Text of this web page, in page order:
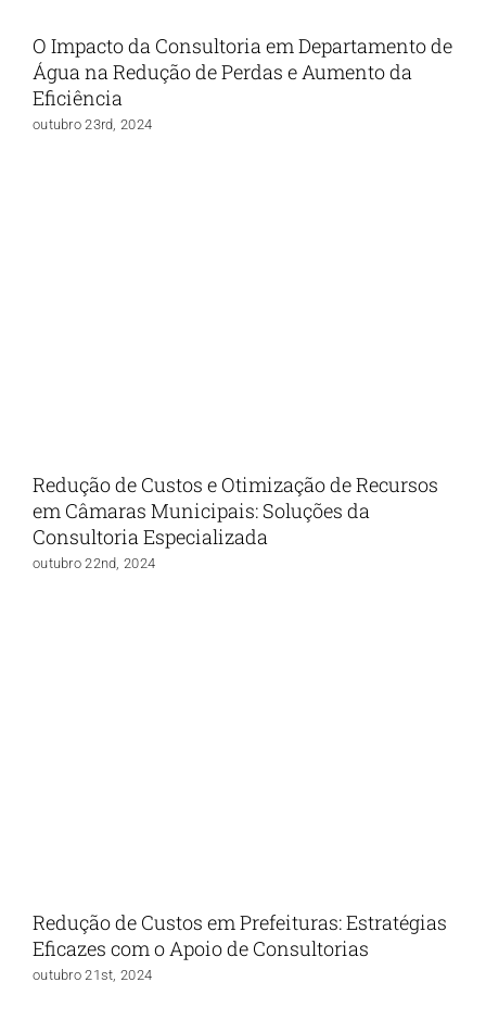
O Impacto da Consultoria em Departamento de
Água na Redução de Perdas e Aumento da
Eficiência
outubro 23rd, 2024
Redução de Custos e Otimização de Recursos
em Câmaras Municipais: Soluções da
Consultoria Especializada
outubro 22nd, 2024
Redução de Custos em Prefeituras: Estratégias
Eficazes com o Apoio de Consultorias
outubro 21st, 2024